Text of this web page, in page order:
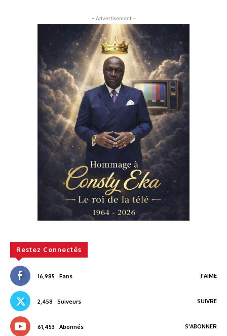
- Advertisement -
Restez Connectés
16,985 Fans J'AIME
2,458 Suiveurs SUIVRE
61,453 Abonnés S'ABONNER